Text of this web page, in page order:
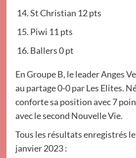
St Christian 12 pts
Piwi 11 pts
Ballers 0 pt
En Groupe B, le leader Anges
au partage 0-0 par Les Elites.
conforte sa position avec 7
avec le second Nouvelle Vie.
Tous les résultats enregistrés
janvier 2023 :